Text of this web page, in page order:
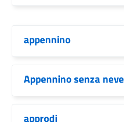
appennino
Appennino senza neve
approdi